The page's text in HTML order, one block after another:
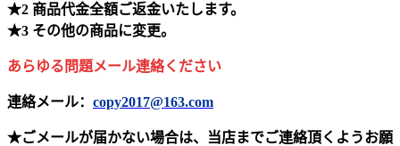
★2 商品代金全額ご返金いたします。
★3 その他の商品に変更。
あらゆる問題メール連絡ください
連絡メール： copy2017@163.com
★ごメールが届かない場合は、当店までご連絡頂くようお願